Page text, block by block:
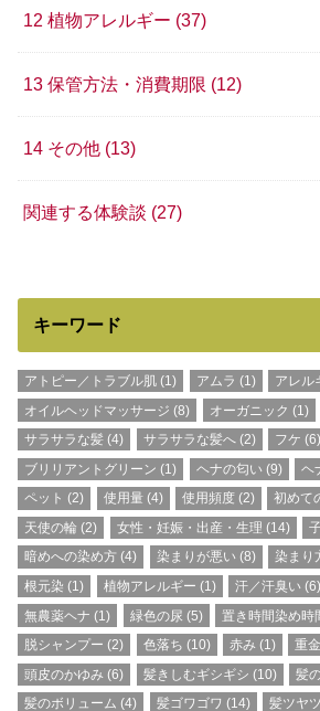
12 植物アレルギー (37)
13 保管方法・消費期限 (12)
14 その他 (13)
関連する体験談 (27)
キーワード
アトピー／トラブル肌 (1) アムラ (1) アレル
オイルヘッドマッサージ (8) オーガニック (1)
サラサラな髪 (4) サラサラな髪へ(2) フケ (6)
ブリリアントグリーン (1) ヘナの匂い(9) ヘ
ペット (2) 使用量(4) 使用頻度(2) 初めて
天使の輪 (2) 女性・妊娠・出産・生理 (14)
暗めへの染め方 (4) 染まりが悪い(8) 染まり
根元染 (1) 植物アレルギー (1) 汗／汗臭い(6)
無農薬ヘナ (1) 緑色の尿 (5) 置き時間染め時
脱シャンプー (2) 色落ち (10) 赤み (1) 重
頭皮のかゆみ (6) 髪きしむギシギシ (10) 髪
髪のボリューム (4) 髪ゴワゴワ (14) 髪ツヤ